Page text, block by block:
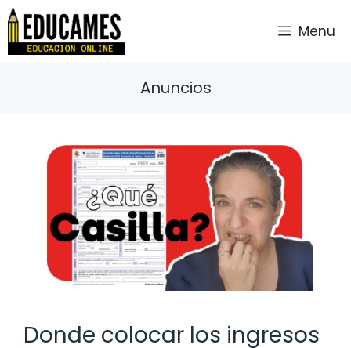
Saltar
contenido
Menu
Anuncios
Donde colocar los ingresos